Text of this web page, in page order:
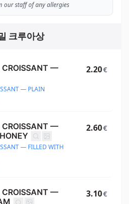
our staff of any allergies
크루아상
CROISSANT —
— PLAIN
2.20€
CROISSANT —
— FILLED WITH
2.60€
CROISSANT —
3.10€